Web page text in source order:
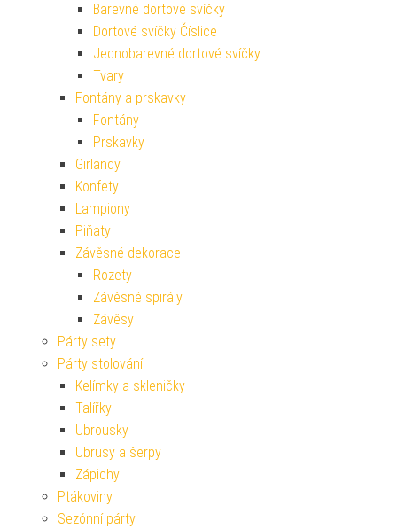
Barevné dortové svíčky
Dortové svíčky Číslice
Jednobarevné dortové svíčky
Tvary
Fontány a prskavky
Fontány
Prskavky
Girlandy
Konfety
Lampiony
Piňaty
Závěsné dekorace
Rozety
Závěsné spirály
Závěsy
Párty sety
Párty stolování
Kelímky a skleničky
Talířky
Ubrousky
Ubrusy a šerpy
Zápichy
Ptákoviny
Sezónní párty